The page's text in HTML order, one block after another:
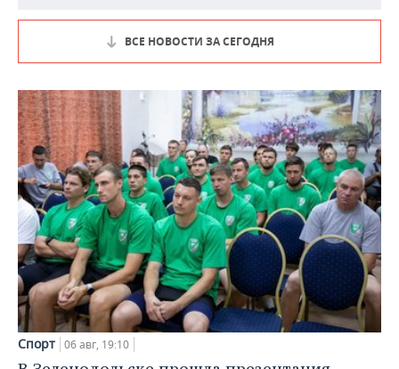
ВСЕ НОВОСТИ ЗА СЕГОДНЯ
Спорт 06 авг, 19:10